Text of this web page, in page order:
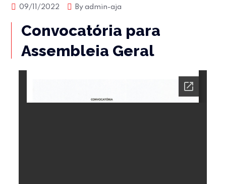
Assembleia Geral Associação José Afonso
09/11/2022 Byadmin-aja
Convocatória para
Assembleia Geral